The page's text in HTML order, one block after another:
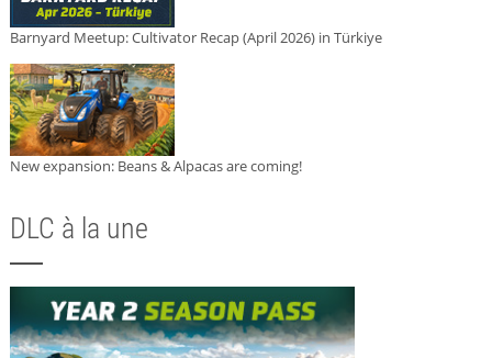
Barnyard Meetup: Cultivator Recap (April 2026) in Türkiye
New expansion: Beans & Alpacas are coming!
DLC à la une